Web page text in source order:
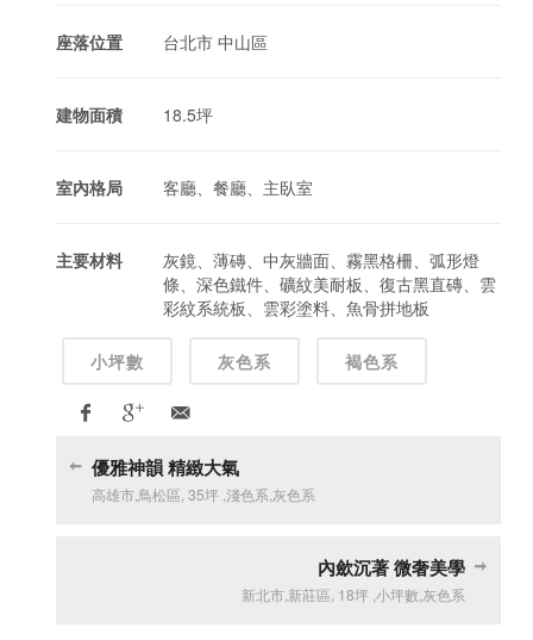
座落位置 台北市 中山區
建物面積 18.5坪
室內格局 客廳、餐廳、主臥室
主要材料
灰鏡、薄磚、中灰牆面、霧黑格柵、弧形燈
條、深色鐵件、礦紋美耐板、復古黑直磚、雲
彩紋系統板、雲彩塗料、魚骨拼地板
小坪數 灰色系 褐色系
優雅神韻 精緻大氣
高雄市 鳥松區 ,35坪 ,淺色系 灰色系
內歛沉著 微奢美學
新北市, 新莊區 18坪, 小坪數 灰色系